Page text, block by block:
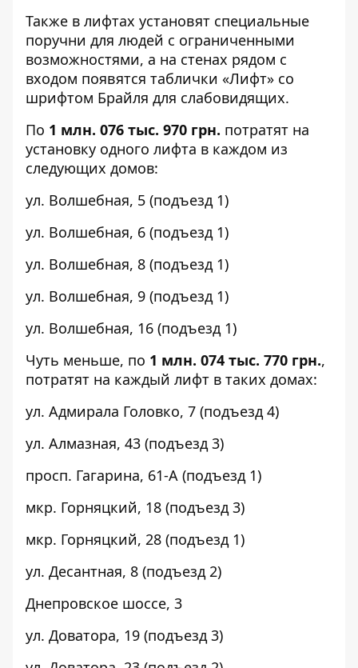
Также в лифтах установят специальные
поручни для людей с ограниченными
возможностями, а на стенах рядом с
входом появятся таблички «Лифт» со
шрифтом Брайля для слабовидящих.
По 1 млн. 076 тыс. 970 грн. потратят на
установку одного лифта в каждом из
следующих домов:
ул. Волшебная, 5 (подъезд 1)
ул. Волшебная, 6 (подъезд 1)
ул. Волшебная, 8 (подъезд 1)
ул. Волшебная, 9 (подъезд 1)
ул. Волшебная, 16 (подъезд 1)
Чуть меньше, по 1 млн. 074 тыс. 770 грн.,
потратят на каждый лифт в таких домах:
ул. Адмирала Головко, 7 (подъезд 4)
ул. Алмазная, 43 (подъезд 3)
просп. Гагарина, 61-А (подъезд 1)
мкр. Горняцкий, 18 (подъезд 3)
мкр. Горняцкий, 28 (подъезд 1)
ул. Десантная, 8 (подъезд 2)
Днепровское шоссе, 3
ул. Доватора, 19 (подъезд 3)